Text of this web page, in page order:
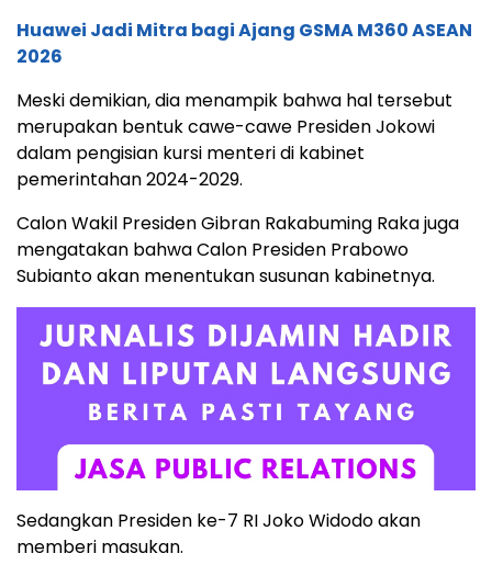
Huawei Jadi Mitra bagi Ajang GSMA M360 ASEAN
2026
Meski demikian, dia menampik bahwa hal tersebut
merupakan bentuk cawe-cawe Presiden Jokowi
dalam pengisian kursi menteri di kabinet
pemerintahan 2024-2029.
Calon Wakil Presiden Gibran Rakabuming Raka juga
mengatakan bahwa Calon Presiden Prabowo
Subianto akan menentukan susunan kabinetnya.
Sedangkan Presiden ke-7 RI Joko Widodo akan
memberi masukan.